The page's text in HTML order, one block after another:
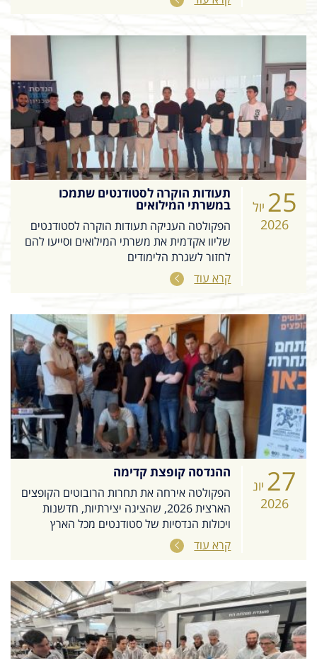
25 יול
2026
תעודות הוקרה לסטודנטים שתמכו
במשרתי המילואים
הפקולטה העניקה תעודות הוקרה לסטודנטים
שליוו אקדמית את משרתי המילואים וסייעו להם
לחזור לשגרת הלימודים
קרא עוד
27 יונ
2026
ההנדסה קופצת קדימה
הפקולטה אירחה את תחרות הרובוטים הקופצים
הארצית 2026, שהציגה יצירתיות, חדשנות
ויכולות הנדסיות של סטודנטים מכל הארץ
קרא עוד